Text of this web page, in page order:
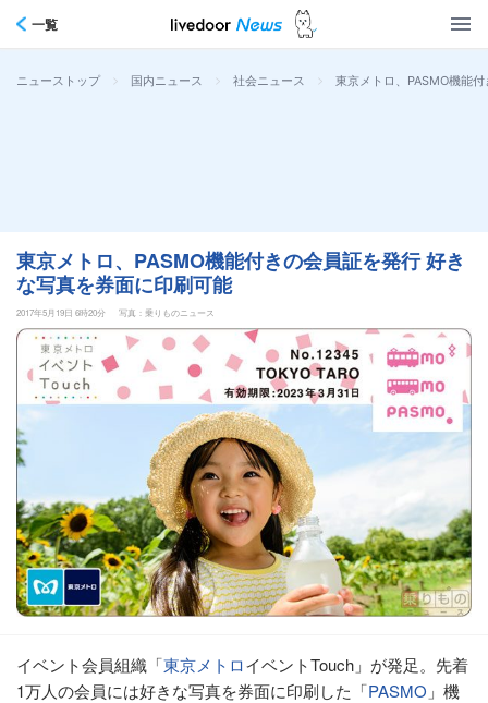
一覧
ニューストップ > 国内ニュース > 社会ニュース > 東京メトロ、PASMO機能
東京メトロ、PASMO機能付きの会員証を発行 好き
な写真を券面に印刷可能
2017年5月19日 6時20分 写真：乗りものニュース
イベント会員組織「東京メトロイベントTouch」が発足。先着
1万人の会員には好きな写真を券面に印刷した「PASMO 」機